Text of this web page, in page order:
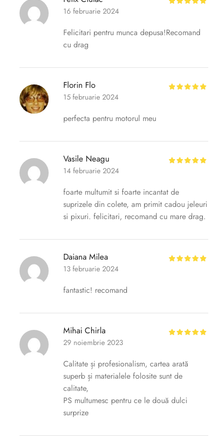
16 februarie 2024
Felicitari pentru munca depusa!Recomand
cu drag
Florin Flo
15 februarie 2024
perfecta pentru motorul meu
Vasile Neagu
14 februarie 2024
foarte multumit si foarte incantat de
suprizele din colete, am primit cadou jeleuri
si pixuri. felicitari, recomand cu mare drag.
Daiana Milea
13 februarie 2024
fantastic! recomand
Mihai Chirla
29 noiembrie 2023
Calitate și profesionalism, cartea arată
superb și materialele folosite sunt de
calitate,
PS multumesc pentru ce le două dulci
surprize